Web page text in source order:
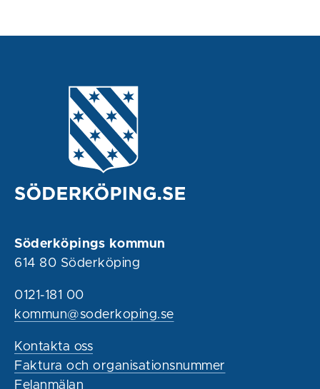
Söderköpings kommun
614 80 Söderköping
0121-181 00
kommun@soderkoping.se
Kontakta oss
Faktura och organisationsnummer
Felanmälan